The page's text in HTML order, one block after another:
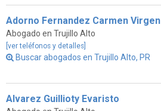
Adorno Fernandez Carmen Virgen
Abogado en Trujillo Alto
[ver teléfonos y detalles]
Buscar abogados en Trujillo Alto, PR
Alvarez Guillioty Evaristo